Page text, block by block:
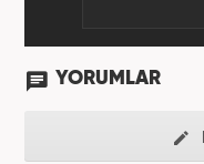
YORUMLAR